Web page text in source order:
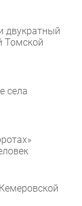
двукратный
Томской
села